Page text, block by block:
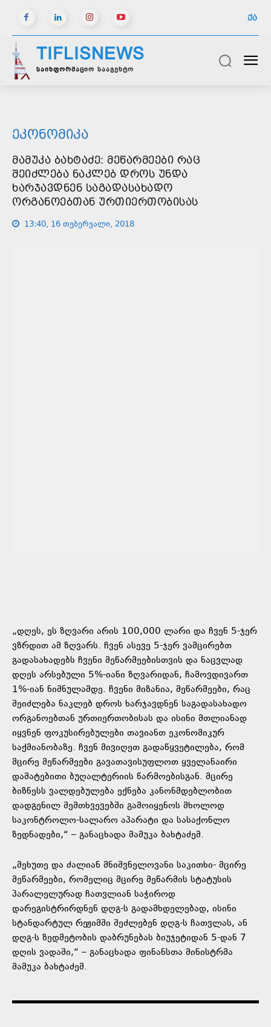
ᲥᲐ
TIFLISNEWS
საინფორმაციო სააგენტო
ᲔᲙᲝᲜᲝᲛᲘᲙᲐ
ᲛᲐᲛᲣᲙᲐ ᲑᲐᲮᲢᲐᲫᲔ: ᲛᲔᲬᲐᲠᲛᲔᲔᲑᲘ ᲠᲐᲪ
ᲨᲔᲘᲫᲚᲔᲑᲐ ᲜᲐᲙᲚᲔᲑ ᲓᲠᲝᲡ ᲣᲜᲓᲐ
ᲮᲐᲠᲯᲐᲕᲓᲜᲔᲜ ᲡᲐᲒᲐᲓᲐᲡᲐᲮᲐᲓᲝ
ᲝᲠᲒᲐᲜᲝᲔᲑᲗᲐᲜ ᲣᲠᲗᲘᲔᲠᲗᲝᲑᲘᲡᲐᲡ
13:40, 16 თებერვალი, 2018
„დღეს, ეს ზღვარი არის 100,000 ლარი და ჩვენ 5-ჯერ
ვზრდით ამ ზღვარს. ჩვენ ასევე 5-ჯერ ვამცირებთ
გადასახადებს ჩვენი მეწარმეებისთვის და ნაცვლად
დღეს არსებული 5%-იანი ზღვარიდან, ჩამოვდივართ
1%-იან ნიშნულამდე. ჩვენი მიზანია, მეწარმეები, რაც
შეიძლება ნაკლებ დროს ხარჯავდნენ საგადასახადო
ორგანოებთან ურთიერთობისას და ისინი მთლიანად
იყვნენ ფოკუსირებულები თავიანთ ეკონომიკურ
საქმიანობაზე. ჩვენ მივიღეთ გადაწყვეტილება, რომ
მცირე მეწარმეები გავათავისუფლოთ ყველანაირი
დამატებითი ბუღალტერიის წარმოებისგან. მცირე
ბიზნესს ვალდებულება ექნება კანონმდებლობით
დადგენილ შემთხვევებში გამოიყენოს მხოლოდ
საკონტროლო-სალარო აპარატი და სასაქონლო
ზედნადები,“ – განაცხადა მამუკა ბახტაძემ.
„მეხუთე და ძალიან მნიშვნელოვანი საკითხი- მცირე
მეწარმეები, რომელიც მცირე მეწარმის სტატუსის
პარალელურად ჩათვლიან საჭიროდ
დარეგისტრირდნენ დღგ-ს გადამხდელებად, ისინი
სტანდარტულ რეჟიმში შეძლებენ დღგ-ს ჩათვლას, ან
დღგ-ს ზედმეტობის დაბრუნებას ბიუჯეტიდან 5-დან 7
დღის ვადაში,“ – განაცხადა ფინანსთა მინისტრმა
მამუკა ბახტაძემ.